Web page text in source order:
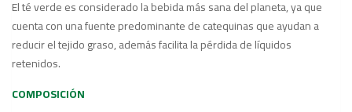
El té verde es considerado la bebida más sana del planeta, ya que
cuenta con una fuente predominante de catequinas que ayudan a
reducir el tejido graso, además facilita la pérdida de líquidos
retenidos.
COMPOSICIÓN